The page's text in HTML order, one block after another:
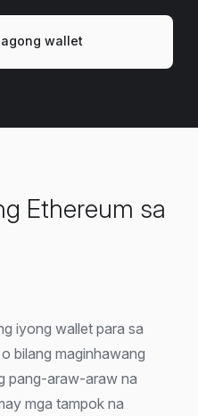
wallet
Ethereum sa
iyong wallet para sa
bilang maginhawang
pang-araw-araw na
mga tampok na